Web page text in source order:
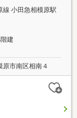
線 小田急相模原駅
建
原市南区相南４